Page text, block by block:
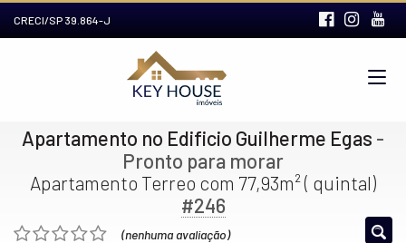
CRECI/SP 39.864-J
Apartamento no Edificio Guilherme Egas -
Pronto para morar
Apartamento Terreo com 77,93m² ( quintal)
#246
(nenhuma avaliação)